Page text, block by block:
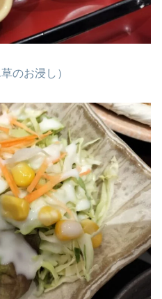
のお浸し）